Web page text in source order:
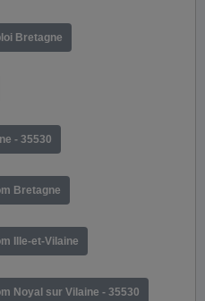
Bretagne
- 35530
Bretagne
Ille-et-Vilaine
Noyal sur Vilaine - 35530